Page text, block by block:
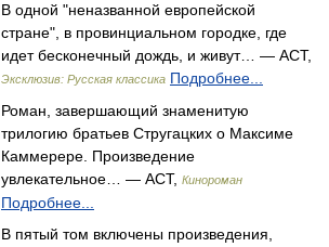
В одной "неназванной европейской
стране", в провинциальном городке, где
идет бесконечный дождь, и живут… — АСТ,
Эксклюзив: Русская классика Подробнее...
Роман, завершающий знаменитую
трилогию братьев Стругацких о Максиме
Каммерере. Произведение
увлекательное… — АСТ, Кинороман
Подробнее...
В пятый том включены произведения,